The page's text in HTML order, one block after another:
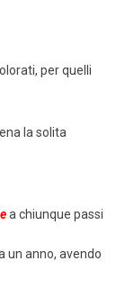
per quelli
la solita
a chiunque passi
un anno, avendo